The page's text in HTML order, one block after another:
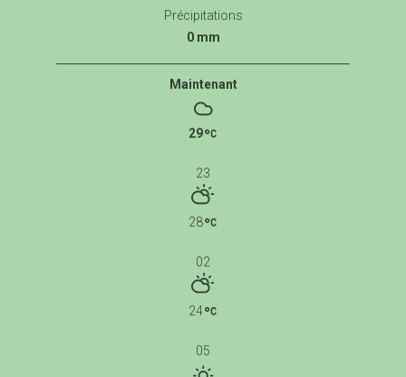
Précipitations
0 mm
Maintenant
29
23
28
02
24
05